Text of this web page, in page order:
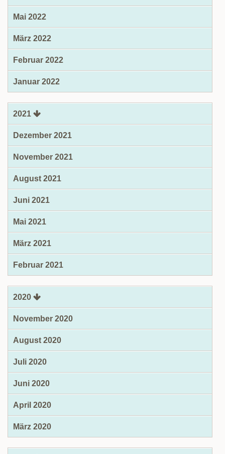
Mai 2022
März 2022
Februar 2022
Januar 2022
2021
Dezember 2021
November 2021
August 2021
Juni 2021
Mai 2021
März 2021
Februar 2021
2020
November 2020
August 2020
Juli 2020
Juni 2020
April 2020
März 2020